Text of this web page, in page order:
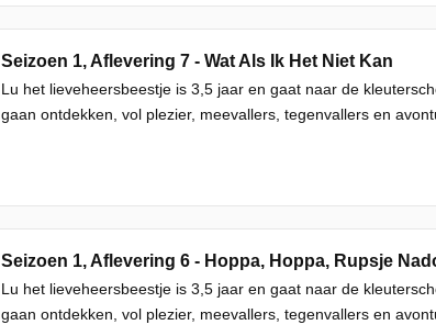
Seizoen 1, Aflevering 7 - Wat Als Ik Het Niet Kan
Lu het lieveheersbeestje is 3,5 jaar en gaat naar de
gaan ontdekken, vol plezier, meevallers, tegenvallers en
Seizoen 1, Aflevering 6 - Hoppa, Hoppa, Rupsje
Lu het lieveheersbeestje is 3,5 jaar en gaat naar de
gaan ontdekken, vol plezier, meevallers, tegenvallers en